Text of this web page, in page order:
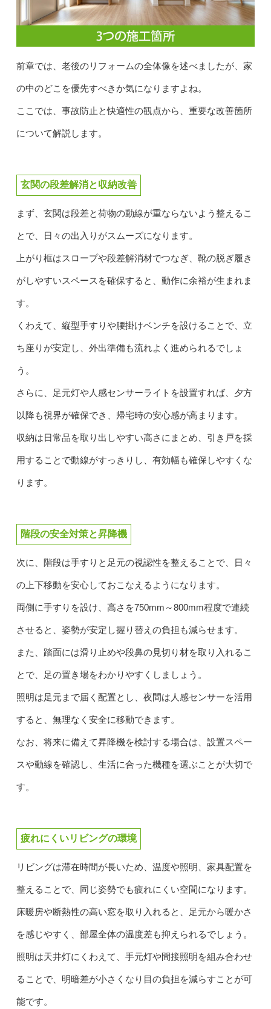
前章では、老後のリフォームの全体像を述べましたが、家
の中のどこを優先すべきか気になりますよね。
ここでは、事故防止と快適性の観点から、重要な改善箇所
について解説します。
玄関の段差解消と収納改善
まず、玄関は段差と荷物の動線が重ならないよう整えるこ
とで、日々の出入りがスムーズになります。
上がり框はスロープや段差解消材でつなぎ、靴の脱ぎ履き
がしやすいスペースを確保すると、動作に余裕が生まれま
す。
くわえて、縦型手すりや腰掛けベンチを設けることで、立
ち座りが安定し、外出準備も流れよく進められるでしょ
う。
さらに、足元灯や人感センサーライトを設置すれば、夕方
以降も視界が確保でき、帰宅時の安心感が高まります。
収納は日常品を取り出しやすい高さにまとめ、引き戸を採
用することで動線がすっきりし、有効幅も確保しやすくな
ります。
階段の安全対策と昇降機
次に、階段は手すりと足元の視認性を整えることで、日々
の上下移動を安心しておこなえるようになります。
両側に手すりを設け、高さを750mm～800mm程度で連続
させると、姿勢が安定し握り替えの負担も減らせます。
また、踏面には滑り止めや段鼻の見切り材を取り入れるこ
とで、足の置き場をわかりやすくしましょう。
照明は足元まで届く配置とし、夜間は人感センサーを活用
すると、無理なく安全に移動できます。
なお、将来に備えて昇降機を検討する場合は、設置スペー
スや動線を確認し、生活に合った機種を選ぶことが大切で
す。
疲れにくいリビングの環境
リビングは滞在時間が長いため、温度や照明、家具配置を
整えることで、同じ姿勢でも疲れにくい空間になります。
床暖房や断熱性の高い窓を取り入れると、足元から暖かさ
を感じやすく、部屋全体の温度差も抑えられるでしょう。
照明は天井灯にくわえて、手元灯や間接照明を組み合わせ
ることで、明暗差が小さくなり目の負担を減らすことが可
能です。